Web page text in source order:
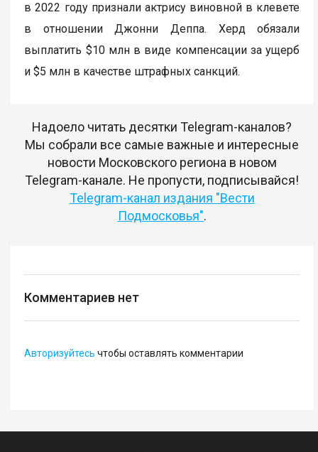
в 2022 году признали актрису виновной в клевете
в отношении Джонни Деппа. Херд обязали
выплатить $10 млн в виде компенсации за ущерб
и $5 млн в качестве штрафных санкций.
Надоело читать десятки Telegram-каналов?
Мы собрали все самые важные и интересные
новости Московского региона в новом
Telegram-канале. Не пропусти, подписывайся!
Telegram-канал издания "Вести
Подмосковья".
Комментариев нет
Авторизуйтесь чтобы оставлять комментарии